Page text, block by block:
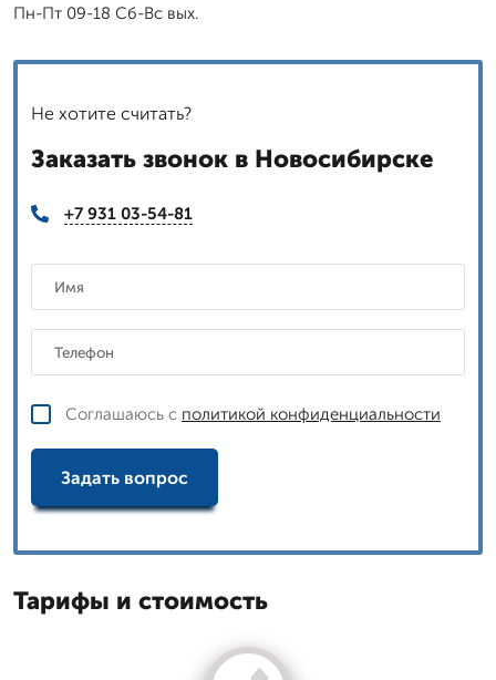
Пн-Пт 09-18 Сб-Вс вых.
Не хотите считать?
Заказать звонок в Новосибирске
+7 931 03-54-81
Соглашаюсь с политикой конфиденциальности
Задать вопрос
Тарифы и стоимость